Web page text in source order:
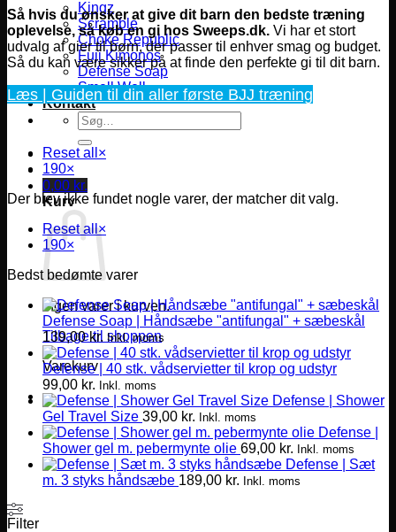
Kingz
Scramble
Choke Republic
Fuji Kimonos
Defense Soap
Smell Well
Kontakt
Søg
efter:
0,00 kr.
Kurv
Ingen varer i kurven.
Tilbage til shoppen
Varekurv
Så hvis du ønsker at give dit barn den bedste træning
oplevelse, så køb en gi hos Sweeps.dk. Vi har et stort
udvalg af gier til børn, der passer til enhver smag og budget.
Så du kan være sikker på at finde den perfekte gi til dit barn.
Læs | Guiden til din aller første BJJ træning
Reset all ×
190×
Der blev ikke fundet nogle varer, der matcher dit valg.
Reset all×
190×
Bedst bedømte varer
Defense Soap | Håndsæbe "antifungal" + sæbeskål
139,00kr. Inkl. moms
Defense | 40 stk. vådservietter til krop og udstyr
99,00 kr. Inkl. moms
Defense | Shower
Gel Travel Size 39,00 kr. Inkl. moms
Defense |
Shower gel m. pebermynte olie 69,00 kr. Inkl. moms
Defense | Sæt
m. 3 styks håndsæbe 189,00 kr. Inkl. moms
Filter